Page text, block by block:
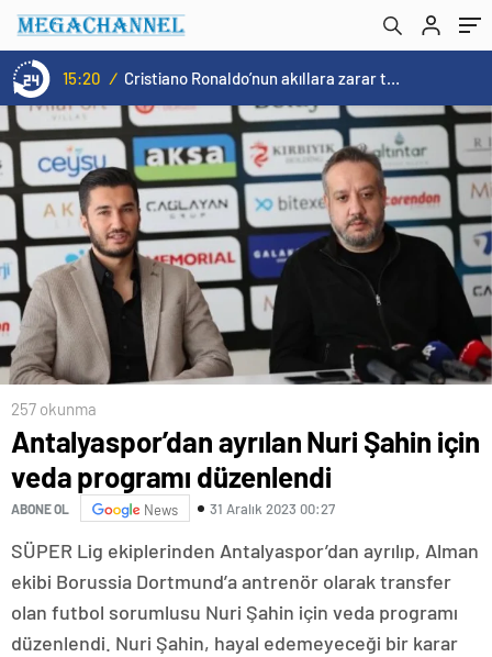
15:20 / Cristiano Ronaldo’nun akıllara zarar tüm kariyerinin istatistiğini çıkardık !
257 okunma
Antalyaspor’dan ayrılan Nuri Şahin için
veda programı düzenlendi
ABONE OL News 31 Aralık 2023 00:27
SÜPER Lig ekiplerinden Antalyaspor’dan ayrılıp, Alman
ekibi Borussia Dortmund’a antrenör olarak transfer
olan futbol sorumlusu Nuri Şahin için veda programı
düzenlendi. Nuri Şahin, hayal edemeyeceği bir karar